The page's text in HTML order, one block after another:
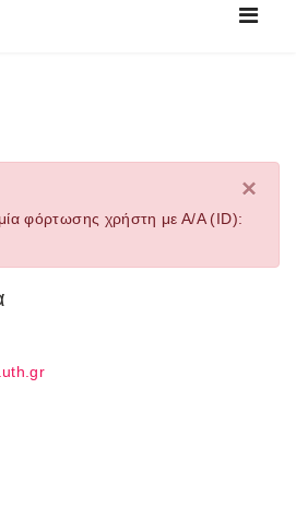
×
φόρτωσης χρήστη με Α/Α (ID):